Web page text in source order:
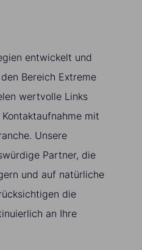
entwickelt und
Bereich Extreme
wertvolle Links
mit
Unsere
Partner, die
und auf natürliche
die
an Ihre